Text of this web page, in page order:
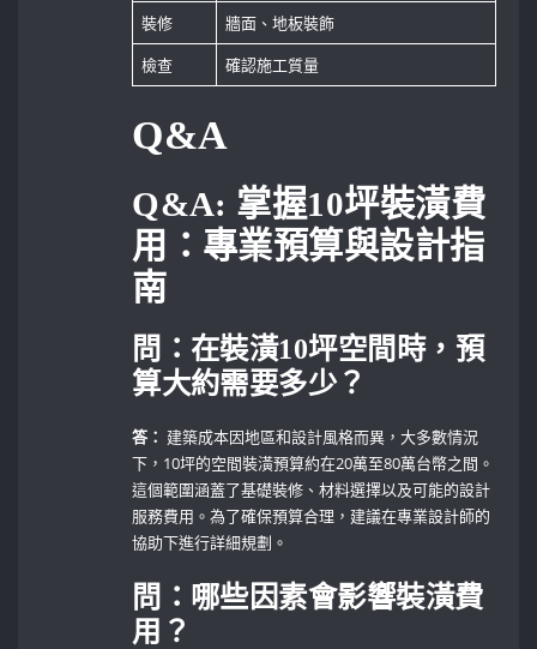
裝修
牆面、地板裝飾
檢查
確認施工質量
Q&A
Q&A: 掌握10坪裝潢費
用：專業預算與設計指
南
問：在裝潢10坪空間時，預
算大約需要多少？
答： 建築成本因地區和設計風格而異，大多數情況
下，10坪的空間裝潢預算約在20萬至80萬台幣之間。
這個範圍涵蓋了基礎裝修、材料選擇以及可能的設計
服務費用。為了確保預算合理，建議在專業設計師的
協助下進行詳細規劃。
問：哪些因素會影響裝潢費
用？